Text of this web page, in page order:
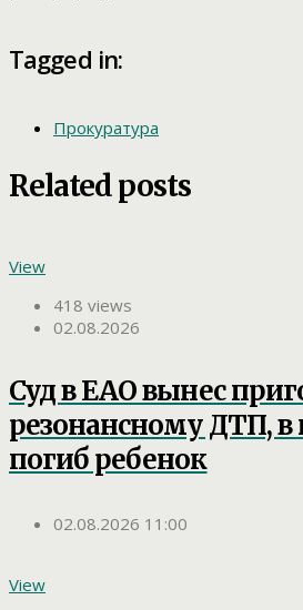
Tagged in:
Прокуратура
Related posts
View
418 views
02.08.2026
Суд в ЕАО вынес
резонансному ДТП, в
погиб ребенок
02.08.2026 11:00
View